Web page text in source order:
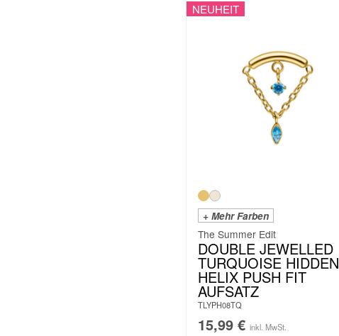
NEUHEIT
+ Mehr Farben
The Summer Edit
DOUBLE JEWELLED
TURQUOISE HIDDEN
HELIX PUSH FIT
AUFSATZ
TLYPH08TQ
15,99 € inkl. MwSt.